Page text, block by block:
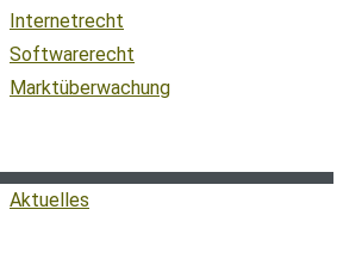
Internetrecht
Softwarerecht
Marktüberwachung
Aktuelles